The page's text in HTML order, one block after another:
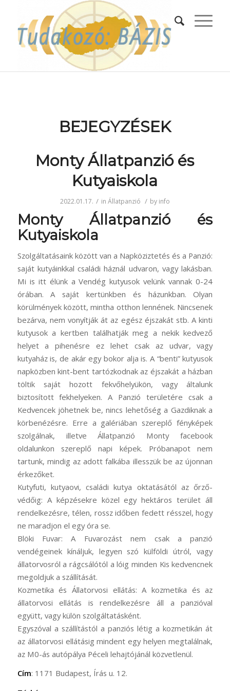
BEJEGYZÉSEK
Monty Állatpanzió és
Kutyaiskola
2022.01.17. / in Állatpanzió / by info
Monty Állatpanzió és
Kutyaiskola
Szolgáltatásaink között van a Napköziztetés és a Panzió:
saját kutyáinkkal családi háznál udvaron, vagy lakásban.
Mi is itt élünk a Vendég kutyusok velünk vannak 0-24
órában. A saját kertünkben és házunkban. Olyan
körülmények között, mintha otthon lennének. Nincsenek
bezárva, nem vonyítják át az egész éjszakát stb. A kinti
kutyusok a kertben találhatják meg a nekik kedvező
helyet a pihenésre ez lehet csak az udvar, vagy
kutyaház is, de akár egy bokor alja is. A “benti” kutyusok
napközben kint-bent tartózkodnak az éjszakát a házban
töltik saját hozott fekvőhelyükön, vagy általunk
biztosított fekhelyeken. A Panzió területére csak a
Kedvencek jöhetnek be, nincs lehetőség a Gazdiknak a
körbenézésre. Erre a galériában szereplő fényképek
szolgálnak, illetve Állatpanzió Monty facebook
oldalunkon szereplő napi képek. Próbanapot nem
tartunk, mindig az adott falkába illesszük be az újonnan
érkezőket.
Kutyfuti, kutyaovi, családi kutya oktatásától az őrző-
védőig: A képzésekre közel egy hektáros terület áll
rendelkezésre, télen, rossz időben fedett résszel, hogy
ne maradjon el egy óra se.
Blöki Fuvar: A Fuvarozást nem csak a panzió
vendégeinek kínáljuk, legyen szó külföldi útról, vagy
állatorvosról a rágcsálótól a lóig minden Kis kedvencnek
megoldjuk a szállítását.
Kozmetika és Állatorvosi ellátás: A kozmetika és az
állatorvosi ellátás is rendelkezésre áll a panzióval
együtt, vagy külön szolgáltatásként.
Egyszóval a szállítástól a panziós létig a kozmetikán át
az állatorvosi ellátásig mindent egy helyen megtalálnak,
az M0-ás autópálya Péceli lehajtójánál közvetlenül.
Cím: 1171 Budapest, Írás u. 12.